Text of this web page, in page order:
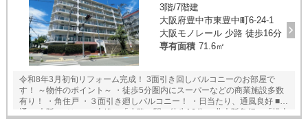
3階/7階建
大阪府豊中市東豊中町6-24-1
大阪モノレール 少路 徒歩16分
専有面積 71.6㎡
令和8年3月初旬リフォーム完成！ 3面引き回しバルコニーのお部屋で
す！ ～物件のポイント～ ・徒歩5分圏内にスーパーなどの商業施設多数
有り！ ・角住戸 ・３面引き廻しバルコニー！ ・日当たり、通風良好 ■交
通 ・大阪モノレール本線 「少路」駅 徒歩16分 ・北大阪急行 「桃山